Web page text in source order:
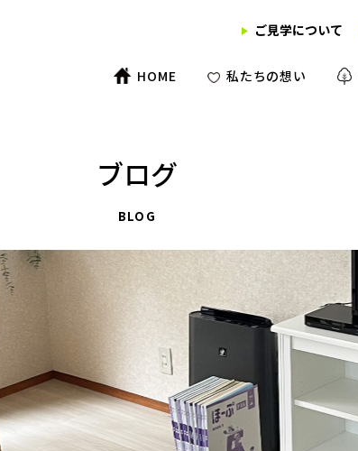
ご見学について
HOME 私たちの想い
ブログ
BLOG